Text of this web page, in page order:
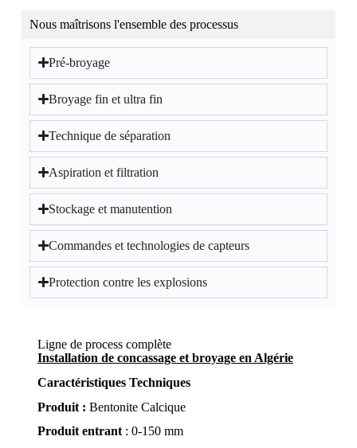
Nous maîtrisons l'ensemble des processus
Pré-broyage
Broyage fin et ultra fin
Technique de séparation
Aspiration et filtration
Stockage et manutention
Commandes et technologies de capteurs
Protection contre les explosions
Ligne de process complète
Installation de concassage et broyage en Algérie
Caractéristiques Techniques
Produit : Bentonite Calcique
Produit entrant: 0-150 mm